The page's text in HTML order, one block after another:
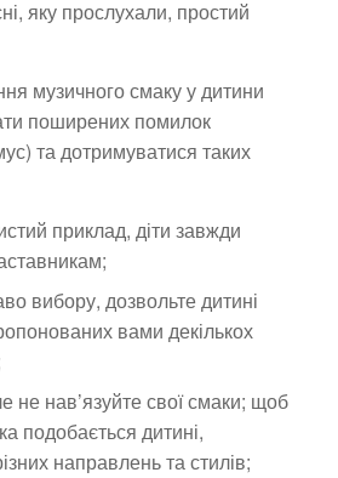
яку прослухали, простий
музичного смаку у дитини
поширених помилок
та дотримуватися таких
приклад, діти завжди
вибору, дозвольте дитині
вами декількох
не нав’язуйте свої смаки; щоб
подобається дитині,
направлень та стилів;